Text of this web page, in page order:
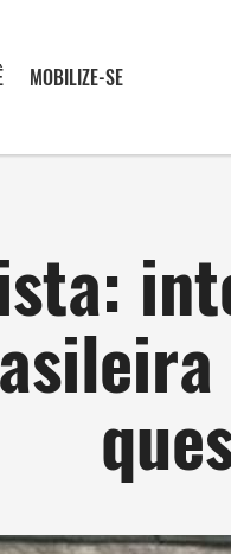
MOBILIZE-SE